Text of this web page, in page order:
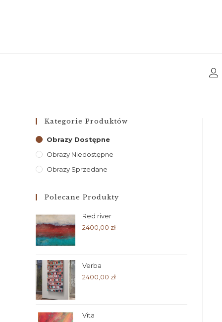
Kategorie Produktów
Obrazy Dostępne
Obrazy Niedostępne
Obrazy Sprzedane
Polecane Produkty
Red river
2400,00 zł
Verba
2400,00 zł
Vita